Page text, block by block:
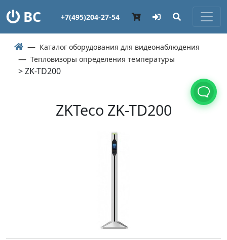
ВС +7(495)204-27-54
Каталог оборудования для видеонаблюдения
Тепловизоры определения температуры
> ZK-TD200
ZKTeco ZK-TD200